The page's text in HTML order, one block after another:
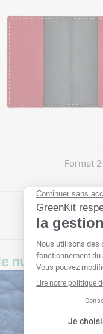
Format
nuancier de